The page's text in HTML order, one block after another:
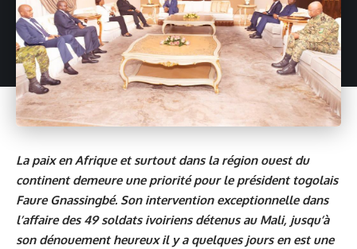
La paix en Afrique et surtout dans la région ouest du
continent demeure une priorité pour le président togolais
Faure Gnassingbé. Son intervention exceptionnelle dans
l’affaire des 49 soldats ivoiriens détenus au Mali, jusqu’à
son dénouement heureux il y a quelques jours en est une